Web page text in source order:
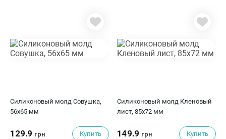
Силиконовый молд Совушка,
56х65 мм
129.9 грн Купить
Силиконовый молд Кленовый
лист, 85x72 мм
149.9 грн Купить